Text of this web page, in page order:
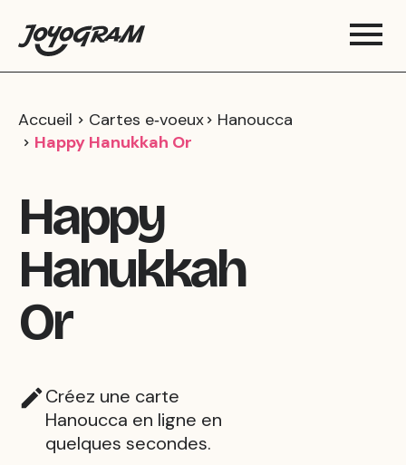
Accueil Cartes e‑voeux
Hanoucca
Happy Hanukkah Or
Happy
Hanukkah
Or
Créez une carte
Hanoucca en ligne en
quelques secondes.